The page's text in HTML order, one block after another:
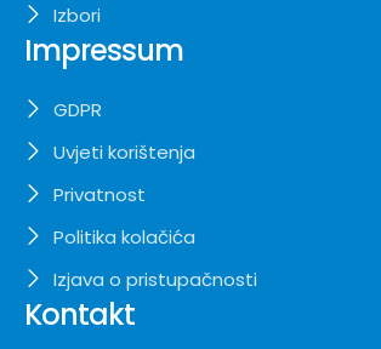
Izbori
Impressum
GDPR
Uvjeti korištenja
Privatnost
Politika kolačića
Izjava o pristupačnosti
Kontakt